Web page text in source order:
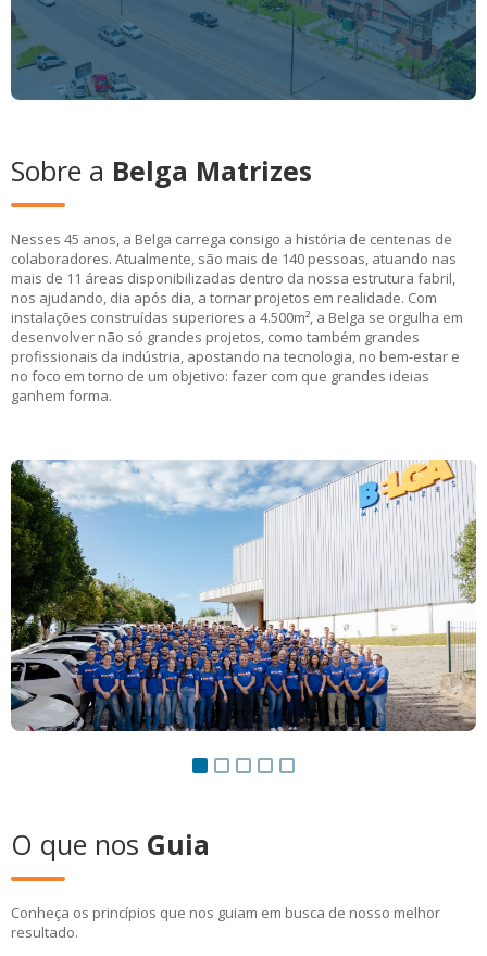
Sobre a Belga Matrizes
Nesses 45 anos, a Belga carrega consigo a história de centenas de
colaboradores. Atualmente, são mais de 140 pessoas, atuando nas
mais de 11 áreas disponibilizadas dentro da nossa estrutura fabril,
nos ajudando, dia após dia, a tornar projetos em realidade. Com
instalações construídas superiores a 4.500m², a Belga se orgulha em
desenvolver não só grandes projetos, como também grandes
profissionais da indústria, apostando na tecnologia, no bem-estar e
no foco em torno de um objetivo: fazer com que grandes ideias
ganhem forma.
O que nos Guia
Conheça os princípios que nos guiam em busca de nosso melhor
resultado.